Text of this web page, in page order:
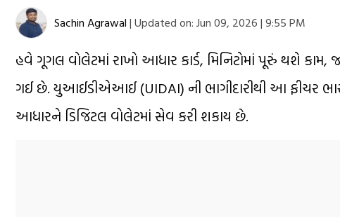
Sachin Agrawal | Updated on: Jun 09, 2026 | 9:55 PM
હવે ગૂગલ વોલેટમાં રાખો આધાર કાર્ડ, મિનિટોમાં પૂરું થશે
ગઈ છે. યુઆઈડીએઆઈ (UIDAI) ની ભાગીદારીથી આ ફીચર
આધારને ડિજિટલ વોલેટમાં સેવ કરી શકાય છે.